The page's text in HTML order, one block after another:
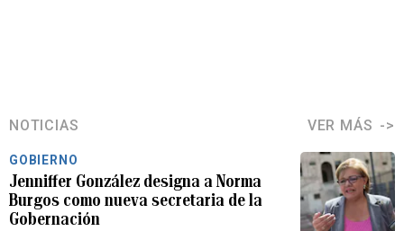
NOTICIAS VER MÁS
GOBIERNO
Jenniffer González designa a Norma
Burgos como nueva secretaria de la
Gobernación